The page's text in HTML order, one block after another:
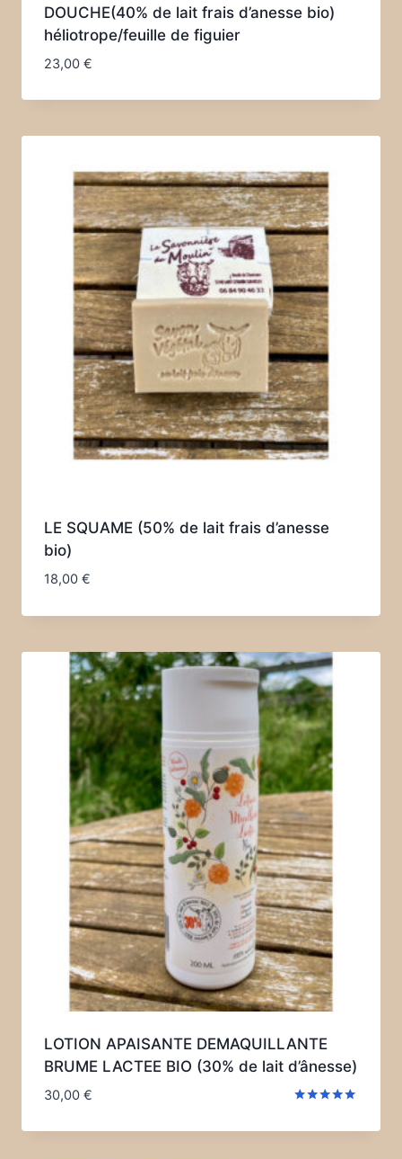
DOUCHE(40% de lait frais d’anesse bio)
héliotrope/feuille de figuier
23,00 €
LE SQUAME (50% de lait frais d’anesse
bio)
18,00 €
LOTION APAISANTE DEMAQUILLANTE
BRUME LACTEE BIO (30% de lait d’ânesse)
30,00 €